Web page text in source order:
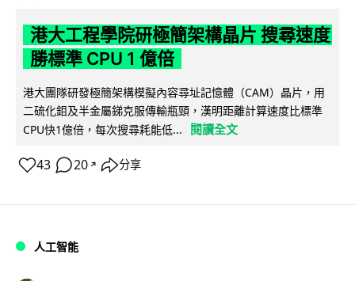
港大工程學院研極簡架構晶片 搜尋速度
勝標準 CPU 1 億倍
港大團隊研發極簡架構模擬內容尋址記憶體（CAM）晶片，用
二硫化鉬及半金屬銻克服傳輸瓶頸，漢明距離計算速度比標準
CPU快1億倍，每次搜尋耗能低...
閱讀全文
43 20 ↗ 分享
人工智能